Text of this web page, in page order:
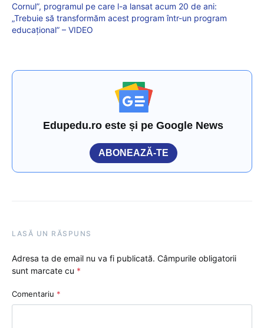
Cornul”, programul pe care l-a lansat acum 20 de ani:
„Trebuie să transformăm acest program într-un program
educațional” – VIDEO
Edupedu.ro este și pe Google News
ABONEAZĂ-TE
LASĂ UN RĂSPUNS
Adresa ta de email nu va fi publicată. Câmpurile obligatorii
sunt marcate cu *
Comentariu *